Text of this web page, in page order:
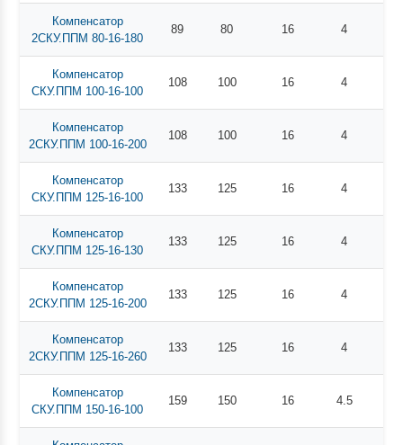
Компенсатор
2СКУ.ППМ 80-16-180
89 80 16 4
Компенсатор
СКУ.ППМ 100-16-100
108 100 16 4
Компенсатор
2СКУ.ППМ 100-16-200
108 100 16 4
Компенсатор
СКУ.ППМ 125-16-100
133 125 16 4
Компенсатор
СКУ.ППМ 125-16-130
133 125 16 4
Компенсатор
2СКУ.ППМ 125-16-200
133 125 16 4
Компенсатор
2СКУ.ППМ 125-16-260
133 125 16 4
Компенсатор
СКУ.ППМ 150-16-100
159 150 16 4.5